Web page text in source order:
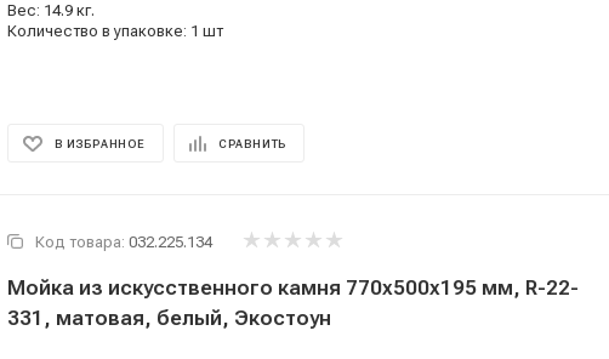
Вес: 14.9 кг.
Количество в упаковке: 1 шт
В ИЗБРАННОЕ СРАВНИТЬ
Код товара: 032.225.134
Мойка из искусственного камня 770x500x195 мм, R-22-
331, матовая, белый, Экостоун